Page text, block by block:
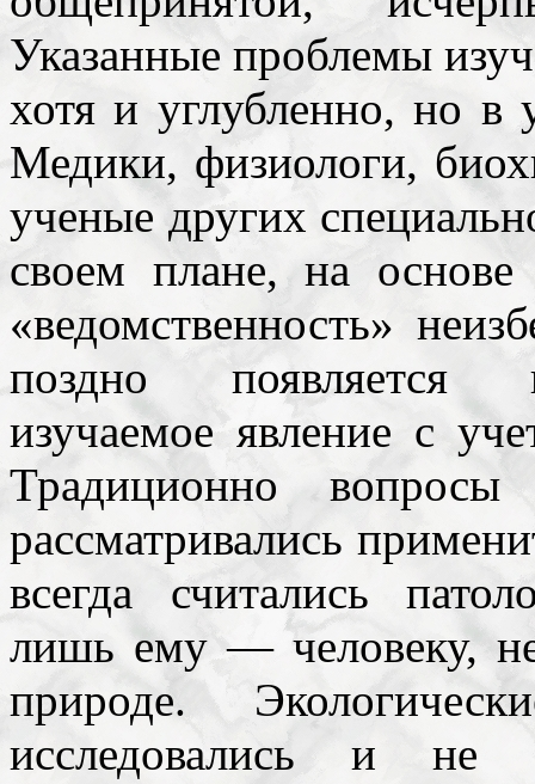
Указанные проблемы
хотя и углубленно, но в
Медики, физиологи,
ученые других
своем плане, на
«ведомственность»
поздно появляется
изучаемое явление с
Традиционно
рассматривались
всегда считались
лишь ему — человеку,
природе.
исследовались и не